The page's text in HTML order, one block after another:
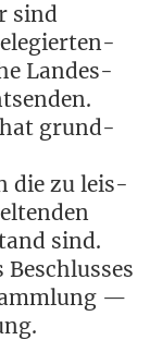
sind
Lan­des­
hat grund­
die zu leis­
sind.
—